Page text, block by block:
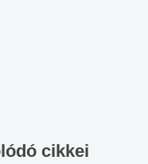
cikkei